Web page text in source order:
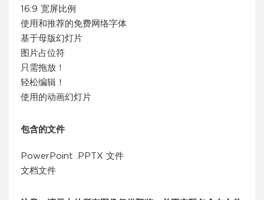
16:9 宽屏比例
使用和推荐的免费网络字体
基于母版幻灯片
图片占位符
只需拖放！
轻松编辑！
使用的动画幻灯片
包含的文件
PowerPoint .PPTX 文件
文档文件